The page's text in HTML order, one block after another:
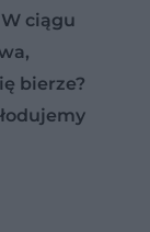
ciągu
bierze?